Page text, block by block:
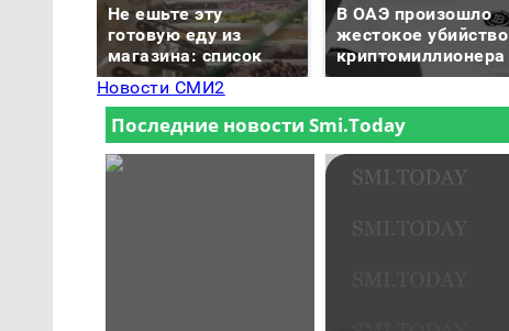
Не ешьте эту
готовую еду из
магазина: список
В ОАЭ произошло
жестокое убийство
криптомиллионера
Новости СМИ2